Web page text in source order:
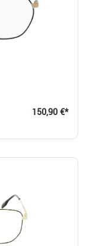
150,90 €*